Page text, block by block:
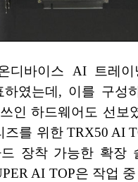
디바이스 AI 트레이
하였는데, 이를 구성
인 하드웨어도 선보
즈를 위한 TRX50 AI
장착 가능한 확장
AI TOP은 작업